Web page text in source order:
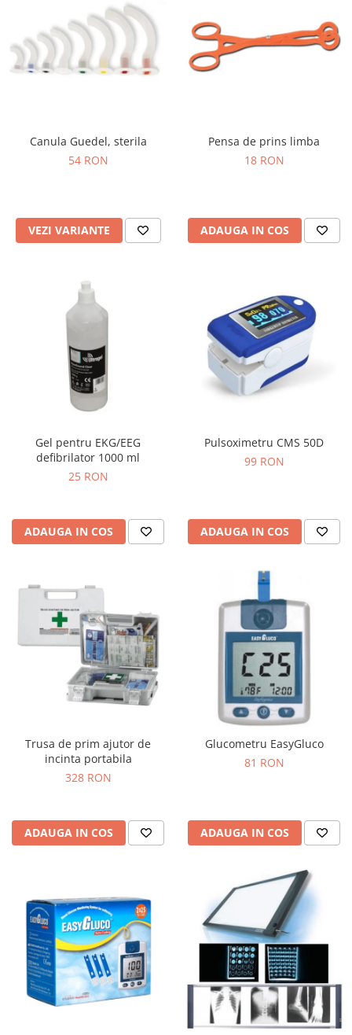
Canula Guedel, sterila
54 RON
VEZI VARIANTE
Pensa de prins limba
18 RON
ADAUGA IN COS
Gel pentru EKG/EEG
defibrilator 1000 ml
25 RON
ADAUGA IN COS
Pulsoximetru CMS 50D
99 RON
ADAUGA IN COS
Trusa de prim ajutor de
incinta portabila
328 RON
ADAUGA IN COS
Glucometru EasyGluco
81 RON
ADAUGA IN COS